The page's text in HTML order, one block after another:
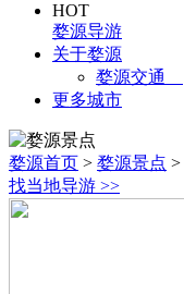
HOT
婺源导游
关于婺源
婺源交通
更多城市
婺源首页 > 婺源景点 >
找当地导游 >>